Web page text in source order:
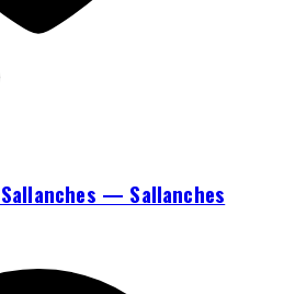
— Sallanches